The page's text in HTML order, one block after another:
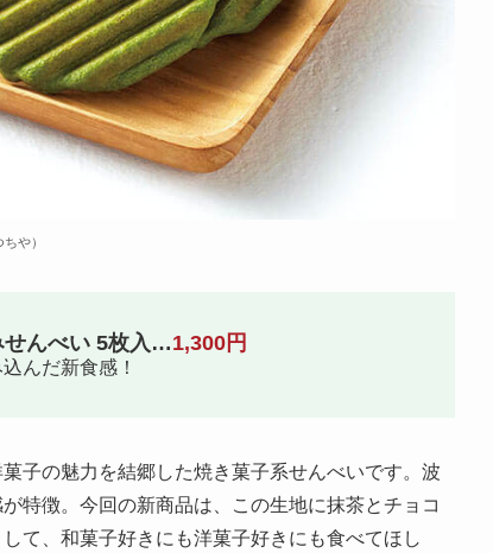
や）
せんべい 5枚入…1,300円
んだ新食感！
子の魅力を結郷した焼き菓子系せんべいです。波
特徴。今回の新商品は、この生地に抹茶とチョコ
て、和菓子好きにも洋菓子好きにも食べてほし